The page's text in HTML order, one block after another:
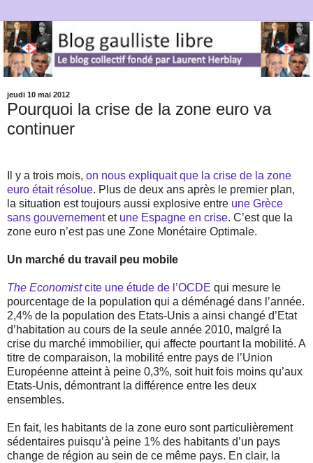
jeudi 10 mai 2012
Pourquoi la crise de la zone euro va
continuer
Il y a trois mois, on nous expliquait que la crise de la zone
euro était résolue. Plus de deux ans après le premier plan,
la situation est toujours aussi explosive entre une Grèce
sans gouvernementet une Espagne en crise. C’est que la
zone euro n’est pas une Zone Monétaire Optimale.
Un marché du travail peu mobile
The Economistcite une étude de l’OCDE qui mesure le
pourcentage de la population qui a déménagé dans l’année.
2,4% de la population des Etats-Unis a ainsi changé d’Etat
d’habitation au cours de la seule année 2010, malgré la
crise du marché immobilier, qui affecte pourtant la mobilité. A
titre de comparaison, la mobilité entre pays de l’Union
Européenne atteint à peine 0,3%, soit huit fois moins qu’aux
Etats-Unis, démontrant la différence entre les deux
ensembles.
En fait, les habitants de la zone euro sont particulièrement
sédentaires puisqu’à peine 1% des habitants d’un pays
change de région au sein de ce même pays. En clair, la